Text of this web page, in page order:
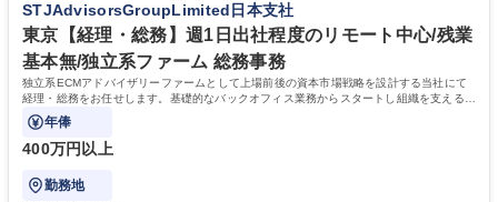
STJAdvisorsGroupLimited日本支社
東京【経理・総務】週1日出社程度のリモート中心/残業
基本無/独立系ファーム 総務事務
独立系ECMアドバイザリーファームとして上場前後の資本市場戦略を設計する当社にて
経理・総務をお任せします。基礎的なバックオフィス業務からスタートし組織を支える専
任担当として広く活躍できる環境です。
年俸
400万円以上
勤務地